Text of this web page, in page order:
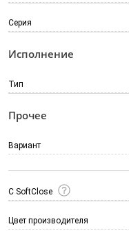
Серия
Исполнение
Тип
Прочее
Вариант
С SoftClose
Цвет производителя